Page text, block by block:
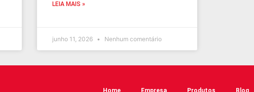
LEIA MAIS »
junho 11, 2026 Nenhum comentário
Home Empresa Produtos Blog